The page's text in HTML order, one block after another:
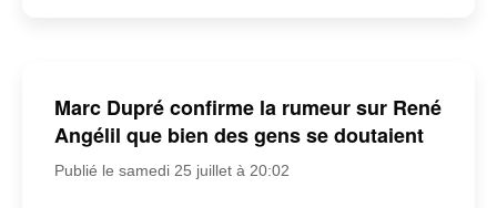
Marc Dupré confirme la rumeur sur René
Angélil que bien des gens se doutaient
Publié le samedi 25 juillet à 20:02